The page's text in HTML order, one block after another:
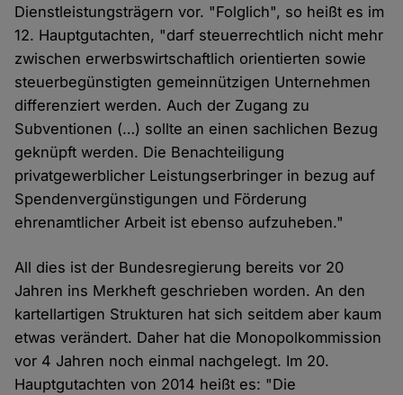
Dienstleistungsträgern vor. "Folglich", so heißt es im
12. Hauptgutachten, "darf steuerrechtlich nicht mehr
zwischen erwerbswirtschaftlich orientierten sowie
steuerbegünstigten gemeinnützigen Unternehmen
differenziert werden. Auch der Zugang zu
Subventionen (…) sollte an einen sachlichen Bezug
geknüpft werden. Die Benachteiligung
privatgewerblicher Leistungserbringer in bezug auf
Spendenvergünstigungen und Förderung
ehrenamtlicher Arbeit ist ebenso aufzuheben."
All dies ist der Bundesregierung bereits vor 20
Jahren ins Merkheft geschrieben worden. An den
kartellartigen Strukturen hat sich seitdem aber kaum
etwas verändert. Daher hat die Monopolkommission
vor 4 Jahren noch einmal nachgelegt. Im 20.
Hauptgutachten von 2014 heißt es: "Die